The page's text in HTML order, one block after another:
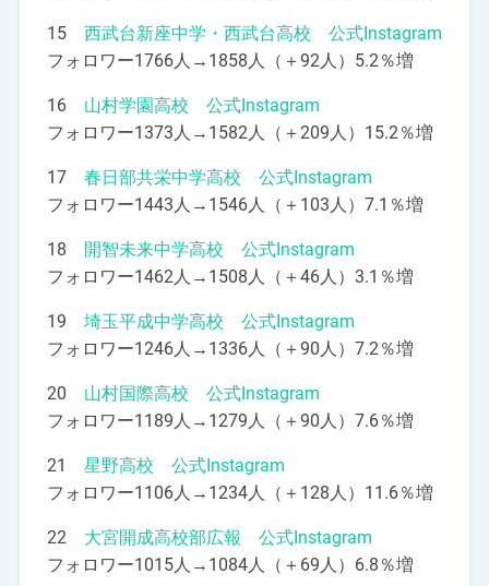
15 西武台新座中学・西武台高校 公式Instagram
フォロワー1766人→1858人（＋92人）5.2％増
16 山村学園高校 公式Instagram
フォロワー1373人→1582人（＋209人）15.2％増
17 春日部共栄中学高校 公式Instagram
フォロワー1443人→1546人（＋103人）7.1％増
18 開智未来中学高校 公式Instagram
フォロワー1462人→1508人（＋46人）3.1％増
19 埼玉平成中学高校 公式Instagram
フォロワー1246人→1336人（＋90人）7.2％増
20 山村国際高校 公式Instagram
フォロワー1189人→1279人（＋90人）7.6％増
21 星野高校 公式Instagram
フォロワー1106人→1234人（＋128人）11.6％増
22 大宮開成高校部広報 公式Instagram
フォロワー1015人→1084人（＋69人）6.8％増